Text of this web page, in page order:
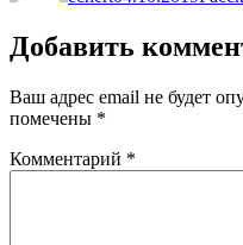
Добавить
Ваш адрес email не будет
помечены *
Комментарий *